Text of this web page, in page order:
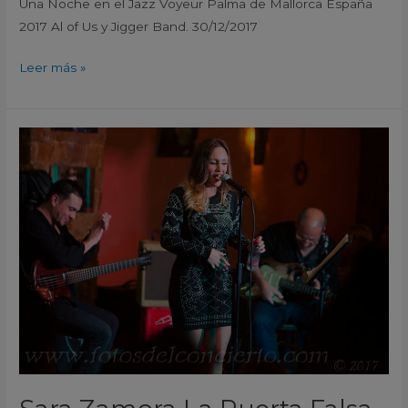
Una Noche en el Jazz Voyeur Palma de Mallorca España
2017 Al of Us y Jigger Band. 30/12/2017
Leer más »
Zamora
Puerta
Falsa
España
2017